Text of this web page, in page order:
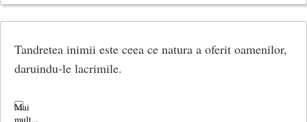
Tandretea inimii este ceea ce natura a oferit oamenilor,
daruindu-le lacrimile.